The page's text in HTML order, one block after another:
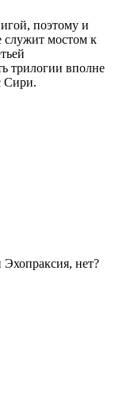
поэтому и
служит мостом к
трилогии вполне
Сири.
нет?